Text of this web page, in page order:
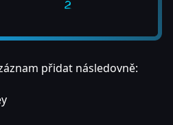
přidat následovně: